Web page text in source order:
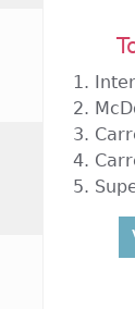
1.
2.
3.
4.
5.